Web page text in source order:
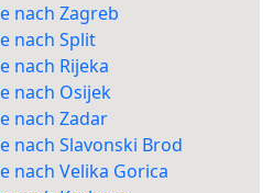
nach Zagreb
nach Split
nach Rijeka
nach Osijek
nach Zadar
nach Slavonski Brod
nach Velika Gorica